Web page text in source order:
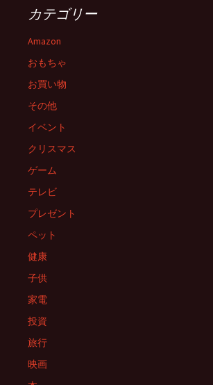
カテゴリー
Amazon
おもちゃ
お買い物
その他
イベント
クリスマス
ゲーム
テレビ
プレゼント
ペット
健康
子供
家電
投資
旅行
映画